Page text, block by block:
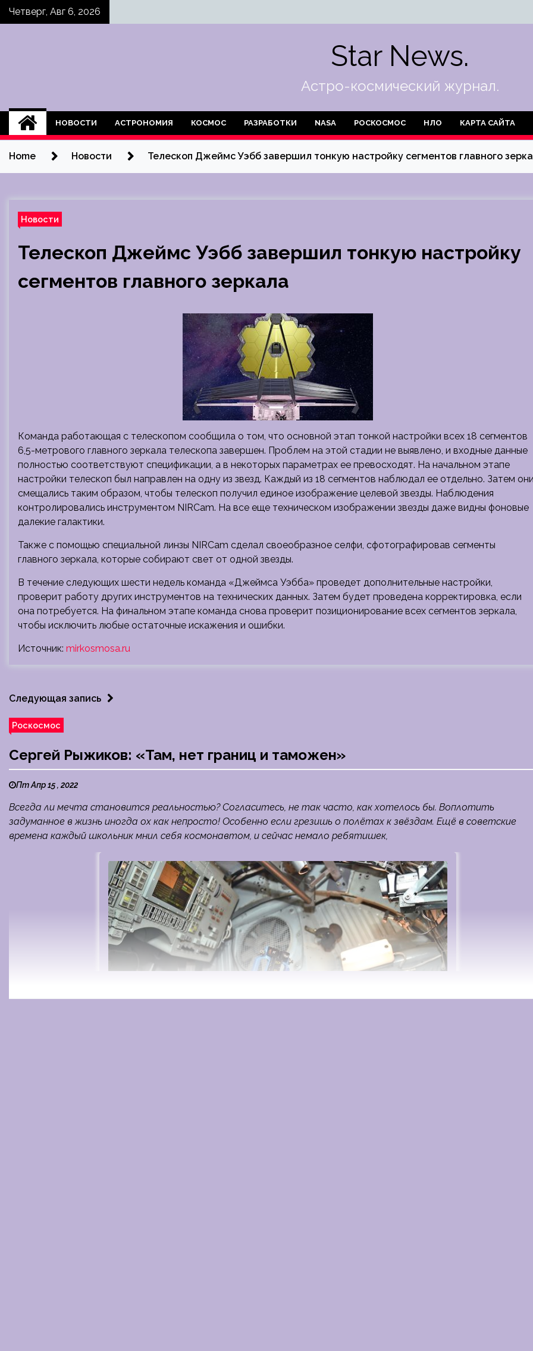
SkipЧетверг, Авг 6, 2026
Star News.
Астро-космический журнал.
НОВОСТИ АСТРОНОМИЯ КОСМОС РАЗРАБОТКИ NASA РОСКОСМОС НЛО КАРТА САЙТА
Home Новости Телескоп Джеймс Уэбб завершил тонкую настройку сегментов главного
Новости
Телескоп Джеймс Уэбб завершил тонкую настройку
сегментов главного зеркала
Команда работающая с телескопом сообщила о том, что основной этап тонкой настройки всех 18 сегментов
6,5-метрового главного зеркала телескопа завершен. Проблем на этой стадии не выявлено, и входные данные
полностью соответствуют спецификации, а в некоторых параметрах ее превосходят. На начальном этапе
настройки телескоп был направлен на одну из звезд. Каждый из 18 сегментов наблюдал ее отдельно. Затем они
смещались таким образом, чтобы телескоп получил единое изображение целевой звезды. Наблюдения
контролировались инструментом NIRCam. На все еще техническом изображении звезды даже видны фоновые
далекие галактики.
Также с помощью специальной линзы NIRCam сделал своеобразное селфи, сфотографировав сегменты
главного зеркала, которые собирают свет от одной звезды.
В течение следующих шести недель команда «Джеймса Уэбба» проведет дополнительные настройки,
проверит работу других инструментов на технических данных. Затем будет проведена корректировка, если
она потребуется. На финальном этапе команда снова проверит позиционирование всех сегментов зеркала,
чтобы исключить любые остаточные искажения и ошибки.
Источник: mirkosmosa.ru
Следующая запись
Роскосмос
Сергей Рыжиков: «Там, нет границ и таможен»
Пт Апр 15 , 2022
Всегда ли мечта становится реальностью? Согласитесь, не так часто, как хотелось бы. Воплотить
задуманное в жизнь иногда ох как непросто! Особенно если грезишь о полётах к звёздам. Ещё в советские
времена каждый школьник мнил себя космонавтом, и сейчас немало ребятишек,